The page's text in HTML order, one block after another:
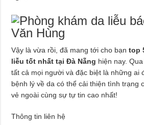
Vậy là vừa rồi,đã mang tới cho bạntop
liễu tốt nhất tại Đà Nẵng hiện nay.
tất cả mọi người và đặc biệt là những ai
bệnh lý về da có thể cải thiện tình trạng
vẻ ngoài cùng sự tự tin cao nhất!
Thông tin liên hệ